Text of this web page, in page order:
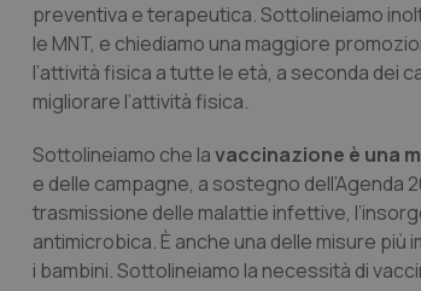
preventiva e terapeutica. Sottolineiamo
le MNT, e chiediamo una maggiore
l’attività fisica a tutte le età, a seconda dei
migliorare l’attività fisica.
Sottolineiamo che lavaccinazione è una
e delle campagne, a sostegno dell’Agenda
trasmissione delle malattie infettive,
antimicrobica. È anche una delle misure
i bambini. Sottolineiamo la necessità di